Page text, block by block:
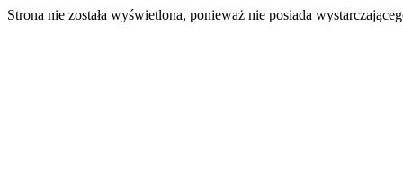
Strona nie została wyświetlona, ponieważ nie posiada